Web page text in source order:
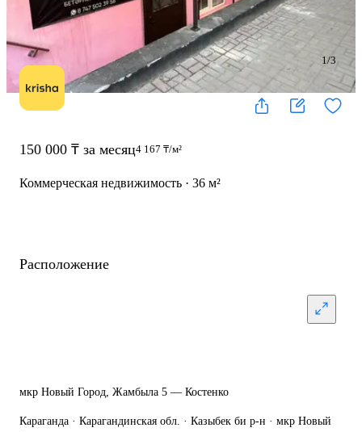
1/3
150 000 ₸ за месяц4 167 ₸/м²
Коммерческая недвижимость · 36 м²
Расположение
мкр Новый Город, Жамбыла 5 — Костенко
Караганда · Карагандинская обл. · Казыбек би р-н · мкр Новый